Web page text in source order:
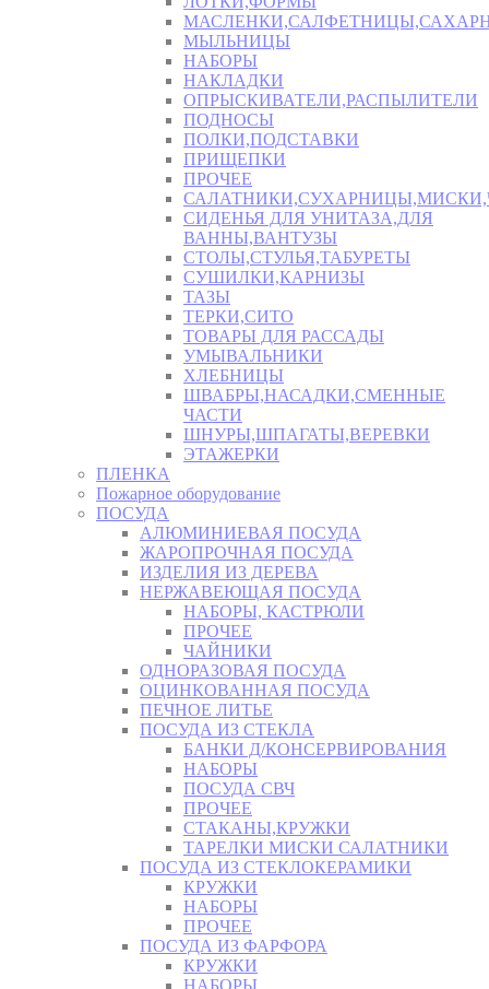
МЫЛЬНИЦЫ
НАБОРЫ
НАКЛАДКИ
ОПРЫСКИВАТЕЛИ,РАСПЫЛИТЕЛИ
ПОДНОСЫ
ПОЛКИ,ПОДСТАВКИ
ПРИЩЕПКИ
ПРОЧЕЕ
СИДЕНЬЯ ДЛЯ УНИТАЗА,ДЛЯ
ВАННЫ,ВАНТУЗЫ
СТОЛЫ,СТУЛЬЯ,ТАБУРЕТЫ
СУШИЛКИ,КАРНИЗЫ
ТАЗЫ
ТЕРКИ,СИТО
ТОВАРЫ ДЛЯ РАССАДЫ
УМЫВАЛЬНИКИ
ХЛЕБНИЦЫ
ШВАБРЫ,НАСАДКИ,СМЕННЫЕ
ЧАСТИ
ШНУРЫ,ШПАГАТЫ,ВЕРЕВКИ
ЭТАЖЕРКИ
ПЛЕНКА
Пожарное оборудование
ПОСУДА
АЛЮМИНИЕВАЯ ПОСУДА
ЖАРОПРОЧНАЯ ПОСУДА
ИЗДЕЛИЯ ИЗ ДЕРЕВА
НЕРЖАВЕЮЩАЯ ПОСУДА
НАБОРЫ, КАСТРЮЛИ
ПРОЧЕЕ
ЧАЙНИКИ
ОДНОРАЗОВАЯ ПОСУДА
ОЦИНКОВАННАЯ ПОСУДА
ПЕЧНОЕ ЛИТЬЕ
ПОСУДА ИЗ СТЕКЛА
БАНКИ Д/КОНСЕРВИРОВАНИЯ
НАБОРЫ
ПОСУДА СВЧ
ПРОЧЕЕ
СТАКАНЫ,КРУЖКИ
ТАРЕЛКИ МИСКИ САЛАТНИКИ
ПОСУДА ИЗ СТЕКЛОКЕРАМИКИ
КРУЖКИ
НАБОРЫ
ПРОЧЕЕ
ПОСУДА ИЗ ФАРФОРА
КРУЖКИ